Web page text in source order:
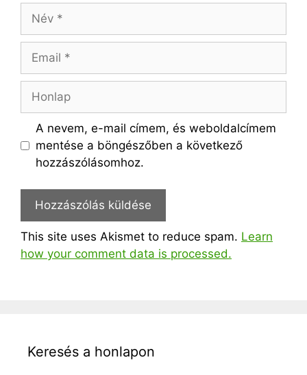
Név
Email
Honlap
A nevem, e-mail címem, és weboldalcímem
mentése a böngészőben a következő
hozzászólásomhoz.
This site uses Akismet to reduce spam. Learn
how your comment data is processed.
Keresés a honlapon